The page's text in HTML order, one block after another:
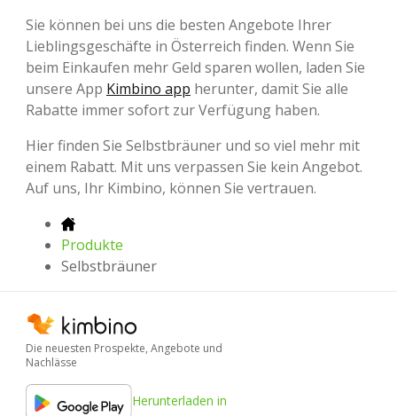
Sie können bei uns die besten Angebote Ihrer
Lieblingsgeschäfte in Österreich finden. Wenn Sie
beim Einkaufen mehr Geld sparen wollen, laden Sie
unsere App Kimbino app herunter, damit Sie alle
Rabatte immer sofort zur Verfügung haben.
Hier finden Sie Selbstbräuner und so viel mehr mit
einem Rabatt. Mit uns verpassen Sie kein Angebot.
Auf uns, Ihr Kimbino, können Sie vertrauen.
Produkte
Selbstbräuner
Die neuesten Prospekte, Angebote und
Nachlässe
Herunterladen in